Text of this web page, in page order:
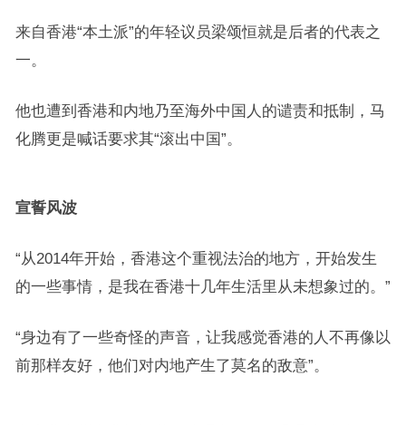
来自香港“本土派”的年轻议员梁颂恒就是后者的代表之
一。
他也遭到香港和内地乃至海外中国人的谴责和抵制，马
化腾更是喊话要求其“滚出中国”。
宣誓风波
“从2014年开始，香港这个重视法治的地方，开始发生
的一些事情，是我在香港十几年生活里从未想象过的。”
“身边有了一些奇怪的声音，让我感觉香港的人不再像以
前那样友好，他们对内地产生了莫名的敌意”。